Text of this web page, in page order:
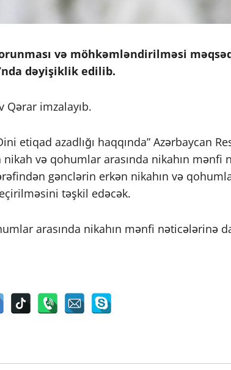
və möhkəmləndirilməsi
dəyişiklik edilib.
Qərar imzalayıb.
etiqad azadlığı haqqında” Azərbaycan
və qohumlar arasında nikahın
gənclərin erkən nikahın və
təşkil edəcək.
arasında nikahın mənfi nəticələrinə